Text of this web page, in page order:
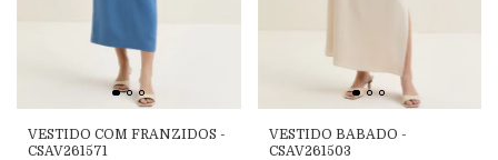
VESTIDO COM FRANZIDOS -
CSAV261571
VESTIDO BABADO -
CSAV261503